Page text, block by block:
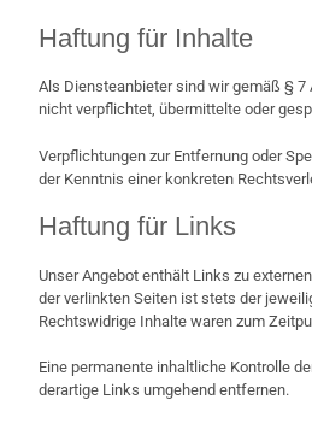
Haftung für Inhalte
Als Diensteanbieter sind wir gemäß §
nicht verpflichtet, übermittelte oder
Verpflichtungen zur Entfernung oder
der Kenntnis einer konkreten
Haftung für Links
Unser Angebot enthält Links zu
der verlinkten Seiten ist stets der
Rechtswidrige Inhalte waren zum
Eine permanente inhaltliche Kontrolle
derartige Links umgehend entfernen.